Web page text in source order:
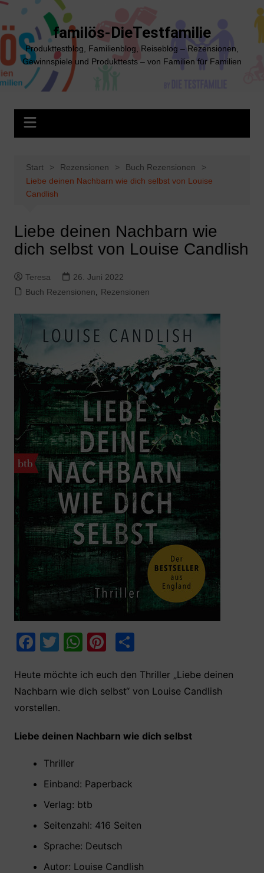
Zum
springen
familös-DieTestfamilie
Produkttestblog, Familienblog, Reiseblog – Rezensionen,
Gewinnspiele und Produkttests – von Familien für Familien
Start Rezensionen
Buch Rezensionen
Liebe deinen Nachbarn wie dich selbst von Louise
Candlish
Liebe deinen Nachbarn wie
dich selbst von Louise Candlish
Teresa
26. Juni 2022
Buch Rezensionen
Rezensionen
F
c
e
b
o
o
k
T
itt
er
W
at
s
p
Pi
er
e
T
le
n
Heute möchte ich euch den Thriller „Liebe deinen
Nachbarn wie dich selbst“ von Louise Candlish
vorstellen.
Liebe deinen Nachbarn wie dich selbst
Thriller
Einband: Paperback
Verlag: btb
Seitenzahl: 416 Seiten
Sprache: Deutsch
Autor: Louise Candlish